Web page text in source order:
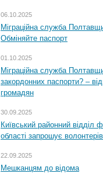
06.10.2025
Міграційна служба
Обміняйте паспорт
01.10.2025
Міграційна служба
закордонних паспорти? –
громадян
30.09.2025
Київський районний відділ
області запрошує
22.09.2025
Мешканцям до відома